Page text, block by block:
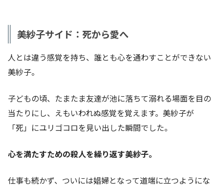
美紗子サイド：死から愛へ
人とは違う感覚を持ち、誰とも心を通わすことができない
美紗子。
子どもの頃、たまたま友達が池に落ちて溺れる場面を目の
当たりにし、えもいわれぬ感覚を覚えます。美紗子が
「死」にユリゴコロを見い出した瞬間でした。
心を満たすための殺人を繰り返す美紗子。
仕事も続かず、ついには娼婦となって道端に立つようにな